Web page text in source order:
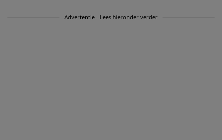
Advertentie - Lees hieronder verder